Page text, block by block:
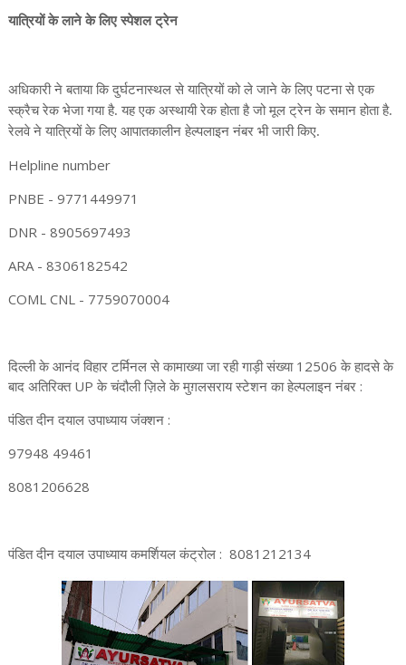
यात्रियों के लाने के लिए स्पेशल ट्रेन
अधिकारी ने बताया कि दुर्घटनास्थल से यात्रियों को ले जाने के लिए पटना से एक
स्क्रैच रेक भेजा गया है. यह एक अस्थायी रेक होता है जो मूल ट्रेन के समान होता है.
रेलवे ने यात्रियों के लिए आपातकालीन हेल्पलाइन नंबर भी जारी किए.
Helpline number
PNBE - 9771449971
DNR - 8905697493
ARA - 8306182542
COML CNL - 7759070004
दिल्ली के आनंद विहार टर्मिनल से कामाख्या जा रही गाड़ी संख्या 12506 के हादसे के
बाद अतिरिक्त UP के चंदौली ज़िले के मुग़लसराय स्टेशन का हेल्पलाइन नंबर :
पंडित दीन दयाल उपाध्याय जंक्शन :
97948 49461
8081206628
पंडित दीन दयाल उपाध्याय कमर्शियल कंट्रोल : 8081212134